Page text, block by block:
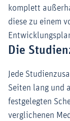
komplett
diese zu einem
Die
Jede
Seiten lang und
festgelegten
verglichenen